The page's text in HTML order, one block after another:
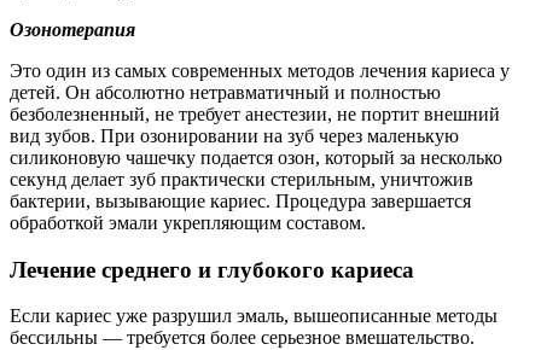
Озонотерапия
Это один из самых современных методов лечения кариеса у
детей. Он абсолютно нетравматичный и полностью
безболезненный, не требует анестезии, не портит внешний
вид зубов. При озонировании на зуб через маленькую
силиконовую чашечку подается озон, который за несколько
секунд делает зуб практически стерильным, уничтожив
бактерии, вызывающие кариес. Процедура завершается
обработкой эмали укрепляющим составом.
Лечение среднего и глубокого кариеса
Если кариес уже разрушил эмаль, вышеописанные методы
бессильны — требуется более серьезное вмешательство.